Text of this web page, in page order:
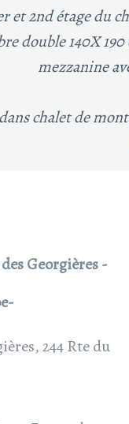
2nd étage du
double 140X
mezzanine
chalet de
Georgières -
244 Rte du